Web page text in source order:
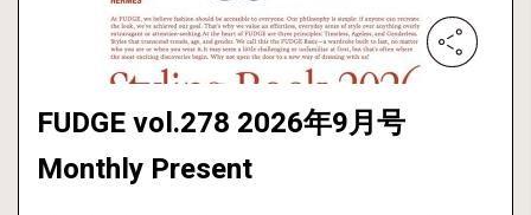
FUDGE vol.278 2026年9月号
Monthly Present